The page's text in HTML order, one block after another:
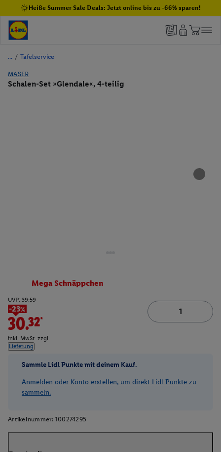
Heiße Summer Sale Deals: Jetzt online bis zu -66% sparen!
/ Tafelservice
MÄSER
Schalen-Set »Glendale«, 4-teilig
Mega Schnäppchen
UVP: 39.59
-23%
30.32*
inkl. MwSt. zzgl.
Lieferung
Sammle Lidl Punkte mit deinem Kauf.
Anmelden oder Konto erstellen, um direkt Lidl Punkte zu
sammeln.
Artikelnummer: 100274295